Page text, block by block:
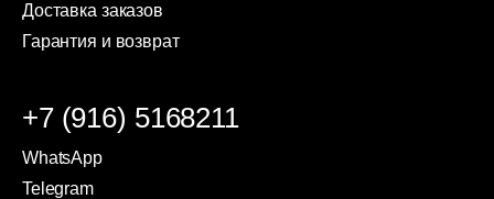
Доставка заказов
Гарантия и возврат
+7 (916) 5168211
WhatsApp
Telegram